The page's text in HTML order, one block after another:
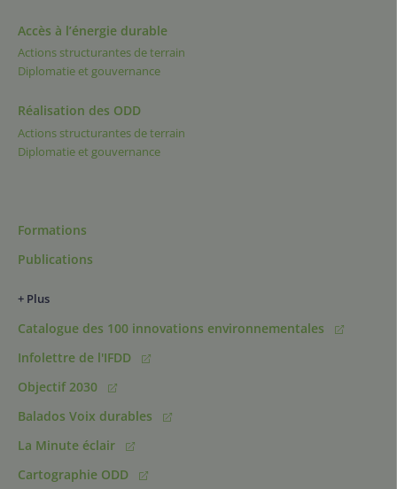
Accès à l’énergie durable
Actions structurantes de terrain
Diplomatie et gouvernance
Réalisation des ODD
Actions structurantes de terrain
Diplomatie et gouvernance
Formations
Publications
+ Plus
Catalogue des 100 innovations environnementales
Infolettre de l'IFDD
Objectif 2030
Balados Voix durables
La Minute éclair
Cartographie ODD